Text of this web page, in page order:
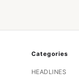
Categories
HEADLINES